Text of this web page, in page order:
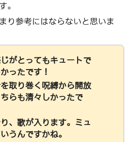
。
り参考にはならないと思いま
がとってもキュートで
ったです！
取り巻く 呪縛から開放
らも清々しかったで
、歌が入ります。ミュ
うんですかね。